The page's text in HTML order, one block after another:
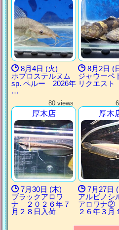
8月4日 (火)
ホプロステルヌム
sp. ペルー 2026年
…
8月2日 (
ジャウー
リクエスト
80 views
厚木店
7月30日 (木)
ブラックアロワ
ナ ２０２６年７
月２８日入荷
厚木
7月27日
アルビノシ
アロワナ②
２６年３月